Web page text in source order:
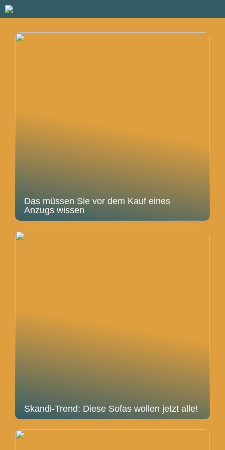
Das müssen Sie vor dem Kauf eines
Anzugs wissen
Skandi-Trend: Diese Sofas wollen jetzt alle!